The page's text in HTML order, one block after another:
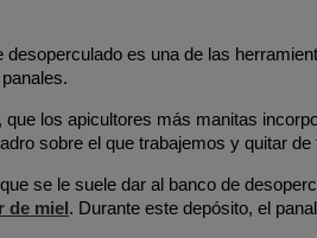
desoperculado es una de las
que los apicultores más manitas
sobre el que trabajemos y quitar
se le suele dar al banco de
de miel. Durante este depósito, el